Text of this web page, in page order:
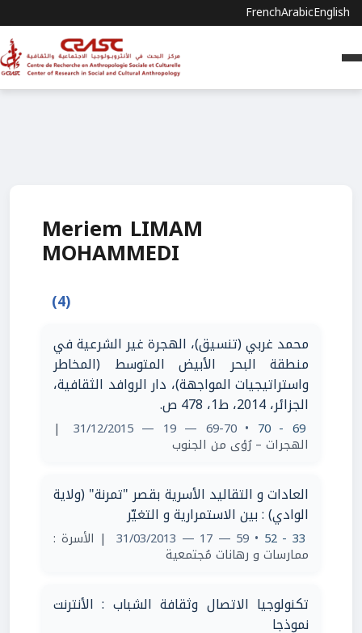
FrenchArabicEnglish
Meriem LIMAM
MOHAMMEDI
(4)
محمد غربي (تنسيق)، الهجرة غير الشرعية في
منطقة البحر الأبيض المتوسط (المخاطر
واستراتيجيات المواجهة)، دار الروافد الثقافية،
الجزائر، 2014، ط1، 478 ص.
69 - 70
• 69-70 — 19 — 31/12/2015
|
الهجرات – رُؤى من الجنوب
العادات و التقاليد الأسرية بقصر "تمرنة" (ولاية
الوادي) : بين الاستمرارية و التغيّر
33 - 52
• 59 — 17 — 31/03/2013 | الأسرة :
ممارسات و رهانات مُجتمعية
تكنولوجيا الاتصال وثقافة الشباب : الأنترنت
نموذجا